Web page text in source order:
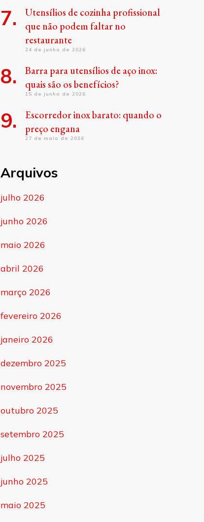
Utensílios de cozinha profissional
que não podem faltar no
restaurante
24 de junho de 2026
Barra para utensílios de aço inox:
quais são os benefícios?
15 de junho de 2026
Escorredor inox barato: quando o
preço engana
27 de maio de 2026
Arquivos
julho 2026
junho 2026
maio 2026
abril 2026
março 2026
fevereiro 2026
janeiro 2026
dezembro 2025
novembro 2025
outubro 2025
setembro 2025
julho 2025
junho 2025
maio 2025